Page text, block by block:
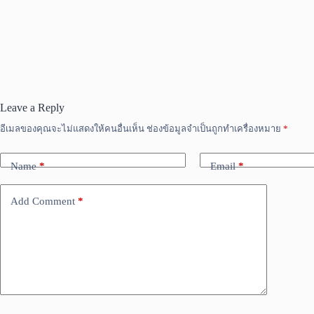
Leave a Reply
อีเมลของคุณจะไม่แสดงให้คนอื่นเห็น ช่องข้อมูลจำเป็นถูกทำเครื่องหมาย *
Name* Email*
Add Comment *